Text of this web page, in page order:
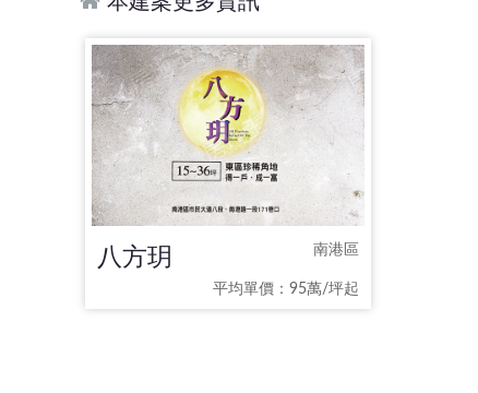
八方玥 南港區
平均單價：95萬/坪起